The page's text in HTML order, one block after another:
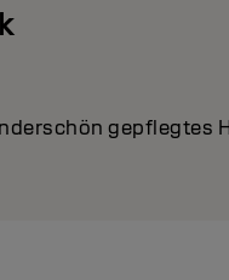
gepflegtes